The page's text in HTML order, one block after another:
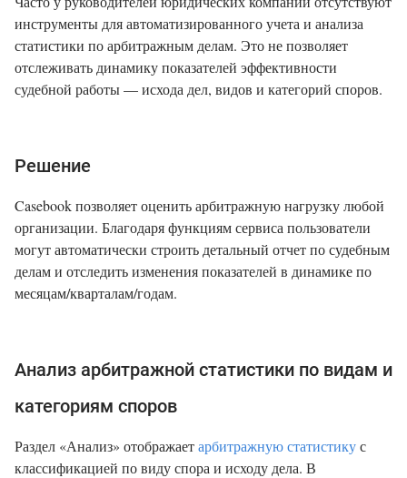
инструменты для автоматизированного учета и анализа
статистики по арбитражным делам. Это не позволяет
отслеживать динамику показателей эффективности
судебной работы — исхода дел, видов и категорий споров.
Решение
Casebook позволяет оценить арбитражную нагрузку любой
организации. Благодаря функциям сервиса пользователи
могут автоматически строить детальный отчет по судебным
делам и отследить изменения показателей в динамике по
месяцам/кварталам/годам.
Анализ арбитражной статистики по видам и
категориям споров
Раздел «Анализ» отображаетарбитражную статистикус
классификацией по виду спора и исходу дела. В